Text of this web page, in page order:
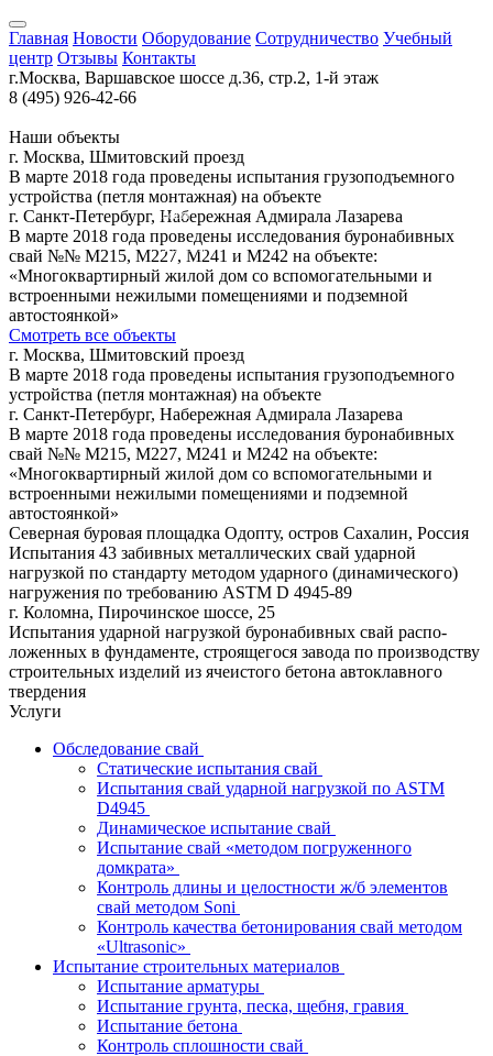
Главная Новости Оборудование Сотрудничество Учебный
центр Отзывы Контакты
г.Москва, Варшавское шоссе д.36, стр.2, 1-й этаж
8 (495) 926-42-66
Наши объекты
г. Москва, Шмитовский проезд
В марте 2018 года проведены испытания грузоподъемного
устройства (петля монтажная) на объекте
г. Санкт-Петербург, Набережная Адмирала Лазарева
В марте 2018 года проведены исследования буронабивных
свай №№ М215, М227, М241 и М242 на объекте:
«Многоквартирный жилой дом со вспомогательными и
встроенными нежилыми помещениями и подземной
автостоянкой»
Смотреть все объекты
Москва
Коломна
г. Москва, Шмитовский проезд
В марте 2018 года проведены испытания грузоподъемного
устройства (петля монтажная) на объекте
г. Санкт-Петербург, Набережная Адмирала Лазарева
В марте 2018 года проведены исследования буронабивных
свай №№ М215, М227, М241 и М242 на объекте:
«Многоквартирный жилой дом со вспомогательными и
встроенными нежилыми помещениями и подземной
автостоянкой»
Северная буровая площадка Одопту, остров Сахалин, Россия
Испытания 43 забивных металлических свай ударной
нагрузкой по стандарту методом ударного (динамического)
нагружения по требованию ASTM D 4945-89
г. Коломна, Пирочинское шоссе, 25
Испытания ударной нагрузкой буронабивных свай распо­
ложенных в фундаменте, строящегося завода по производству
строительных изделий из ячеистого бетона автоклавного
твердения
Услуги
Обследование свай
Статические испытания свай
Испытания свай ударной нагрузкой по ASTM
D4945
Динамическое испытание свай
Испытание свай «методом погруженного
домкрата»
Контроль длины и целостности ж/б элементов
свай методом Soni
Контроль качества бетонирования свай методом
«Ultrasonic»
Испытание строительных материалов
Испытание арматуры
Испытание грунта, песка, щебня, гравия
Испытание бетона
Контроль сплошности свай